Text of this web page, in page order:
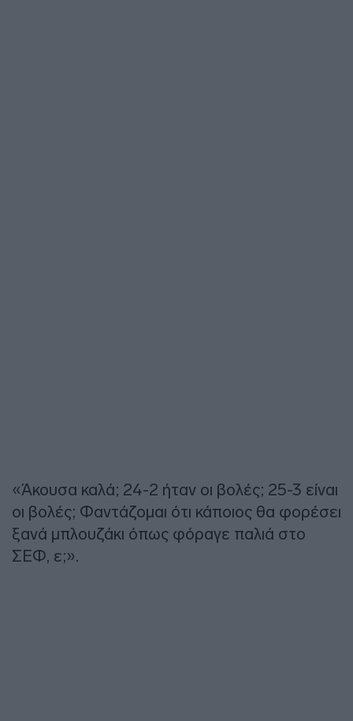
«Άκουσα καλά; 24-2 ήταν οι βολές; 25-3 είναι
οι βολές; Φαντάζομαι ότι κάποιος θα φορέσει
ξανά μπλουζάκι όπως φόραγε παλιά στο
ΣΕΦ, ε;».